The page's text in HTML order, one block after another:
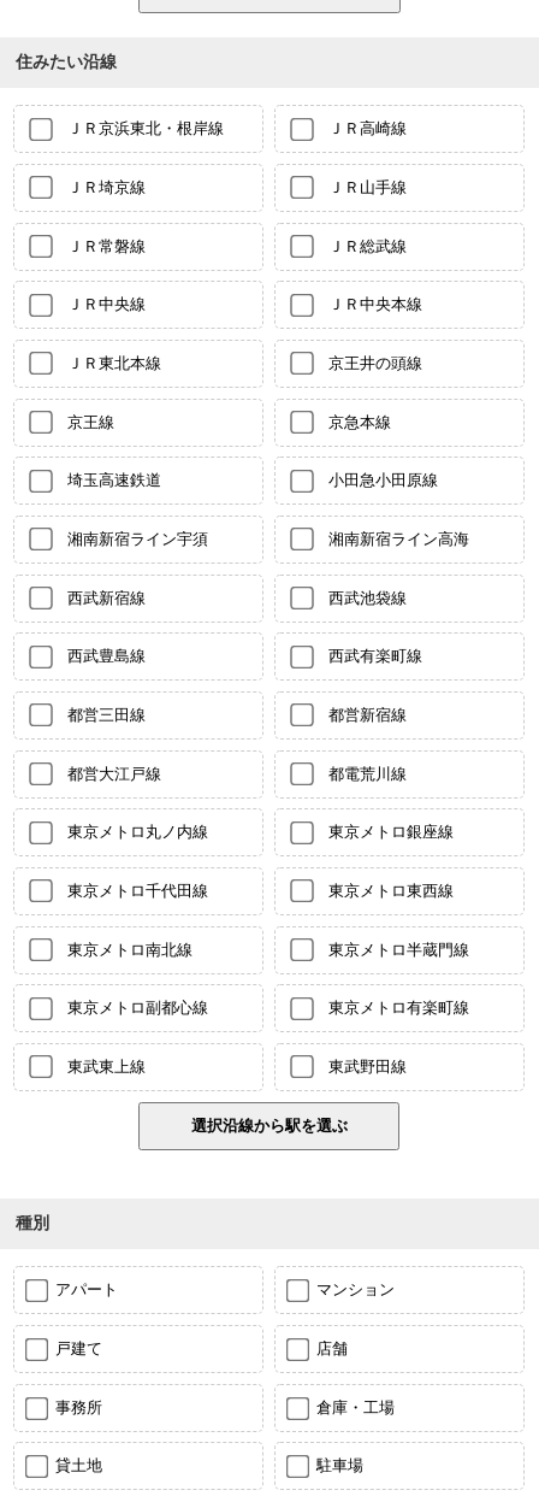
住みたい沿線
ＪＲ京浜東北・根岸線 ＪＲ高崎線
ＪＲ埼京線 ＪＲ山手線
ＪＲ常磐線 ＪＲ総武線
ＪＲ中央線 ＪＲ中央本線
ＪＲ東北本線 京王井の頭線
京王線 京急本線
埼玉高速鉄道 小田急小田原線
湘南新宿ライン宇須 湘南新宿ライン高海
西武新宿線 西武池袋線
西武豊島線 西武有楽町線
都営三田線 都営新宿線
都営大江戸線 都電荒川線
東京メトロ丸ノ内線 東京メトロ銀座線
東京メトロ千代田線 東京メトロ東西線
東京メトロ南北線 東京メトロ半蔵門線
東京メトロ副都心線 東京メトロ有楽町線
東武東上線 東武野田線
種別
アパート マンション
戸建て 店舗
事務所 倉庫・工場
貸土地 駐車場